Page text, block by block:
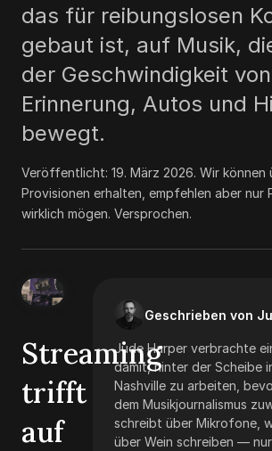
das für reibungslosen
gebaut ist, auf Musik,
der Geschwindigkeit von
Erinnerung, Autos und
bewegt.
Veröffentlicht: 19. März 2026. Wir können
Provisionen erhalten, empfehlen aber nur
wirklich mögen. Versprochen.
Geschrieben von
Jude Harper verbrachte
damit, hinter der Scheibe
Nashville zu arbeiten,
dem Musikjournalismus
schreibt über Mikrofone,
über Wein schreiben —
Streaming
trifft
auf